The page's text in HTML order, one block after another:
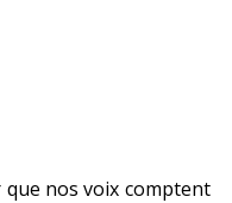
nos voix comptent